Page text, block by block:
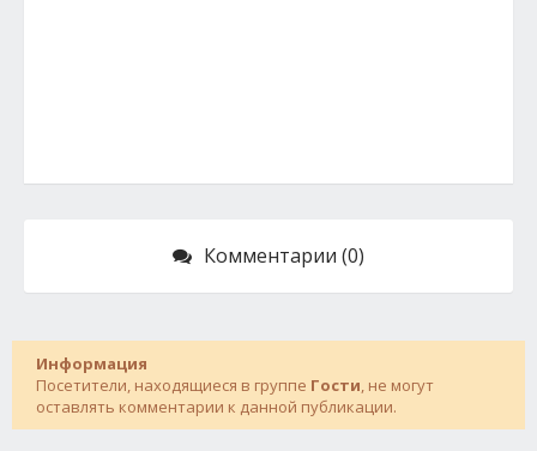
Комментарии (0)
Информация
Посетители, находящиеся в группе Гости, не могут
оставлять комментарии к данной публикации.